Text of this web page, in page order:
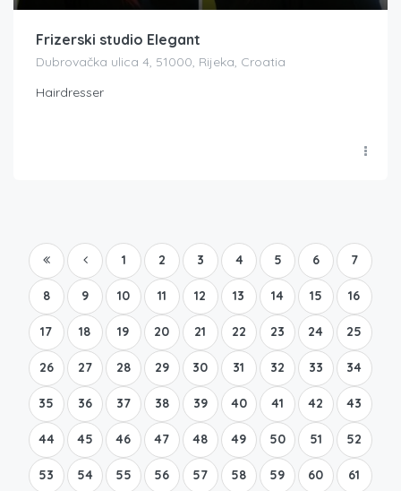
Frizerski studio Elegant
Dubrovačka ulica 4, 51000, Rijeka, Croatia
Hairdresser
1 2 3 4 5 6 7
8 9 10 11 12 13 14 15 16
17 18 19 20 21 22 23 24 25
26 27 28 29 30 31 32 33 34
35 36 37 38 39 40 41 42 43
44 45 46 47 48 49 50 51 52
53 54 55 56 57 58 59 60 61